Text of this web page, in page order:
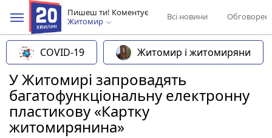
Пишеш ти! Коментує
Житомир
Всі новини
COVID-19 Житомир і житомиряни
У Житомирі запровадять
багатофункціональну електронну
пластикову «Картку
житомирянина»